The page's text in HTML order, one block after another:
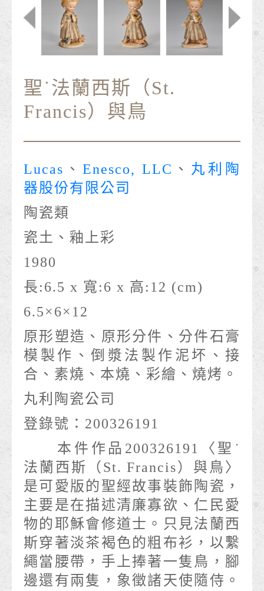
聖˙法蘭西斯（St.
Francis）與鳥
Lucas 、 Enesco, LLC 、 丸利陶
器股份有限公司
陶瓷類
瓷土、釉上彩
1980
長:6.5 x 寬:6 x 高:12 (cm)
6.5×6×12
原形塑造、原形分件、分件石膏
模製作、倒漿法製作泥坏、接
合、素燒、本燒、彩繪、燒烤。
丸利陶瓷公司
登錄號：200326191
本件作品200326191〈聖˙
法蘭西斯（St. Francis）與鳥〉
是可愛版的聖經故事裝飾陶瓷，
主要是在描述清廉寡欲、仁民愛
物的耶穌會修道士。只見法蘭西
斯穿著淡茶褐色的粗布衫，以繫
繩當腰帶，手上捧著一隻鳥，腳
邊還有兩隻，象徵諸天使隨侍。